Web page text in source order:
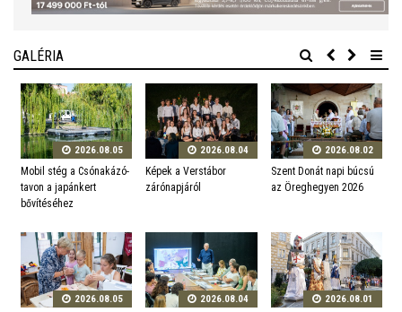
GALÉRIA
2026.08.05
Mobil stég a Csónakázó-
tavon a japánkert
bővítéséhez
2026.08.05
2026.08.04
Képek a Verstábor
zárónapjáról
2026.08.04
2026.08.02
Szent Donát napi búcsú
az Öreghegyen 2026
2026.08.01